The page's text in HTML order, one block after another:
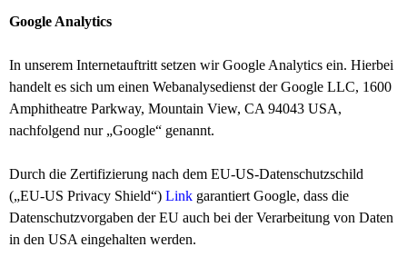
Google Analytics
In unserem Internetauftritt setzen wir Google Analytics ein. Hierbei
handelt es sich um einen Webanalysedienst der Google LLC, 1600
Amphitheatre Parkway, Mountain View, CA 94043 USA,
nachfolgend nur „Google“ genannt.
Durch die Zertifizierung nach dem EU-US-Datenschutzschild
(„EU-US Privacy Shield“) Link garantiert Google, dass die
Datenschutzvorgaben der EU auch bei der Verarbeitung von Daten
in den USA eingehalten werden.